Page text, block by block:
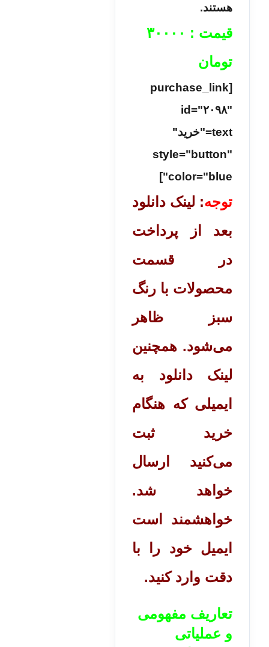
هستند.
قیمت : ۳۰۰۰۰
تومان
[purchase_link
id="۲۰۹۸"
text="خرید"
style="button"
color="blue"]
توجه: لینک دانلود
بعد از پرداخت
در قسمت
محصولات با رنگ
سبز ظاهر
می‌شود. همچنین
لینک دانلود به
ایمیلی که هنگام
خرید ثبت
می‌کنید ارسال
خواهد شد.
خواهشمند است
ایمیل خود را با
دقت وارد کنید.
تعاریف مفهومی
و عملیاتی